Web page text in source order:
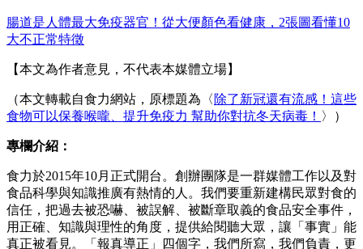
腸道是人體最大免疫器官！從大便顏色看健康，2張圖看懂10
大不正常特徵
【本文為作者意見，不代表本媒體立場】
（本文轉載自食力網站，原標題為〈 除了新冠還有流感！這些
食物可以保養喉嚨、提升免疫力 幫助你對抗冬天病毒！ 〉）
專欄介紹：
食力於2015年10月正式開台。創辦團隊是一群媒體工作以及對
食品科學與知識推廣有熱情的人。我們要重新建構民眾對食的
信任，把過去被恐嚇、被誤解、被斷章取義的食品安全事件，
用正確、知識與理性的角度，提供給閱聽大眾，讓「事實」能
真正被看見。「報真導正」四個字，我們所寫，我們負責，更